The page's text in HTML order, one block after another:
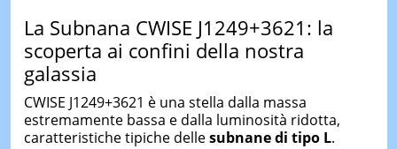
La Subnana CWISE J1249+3621: la
scoperta ai confini della nostra
galassia
CWISE J1249+3621 è una stella dalla massa
estremamente bassa e dalla luminosità ridotta,
caratteristiche tipiche dellesubnane di tipo L.